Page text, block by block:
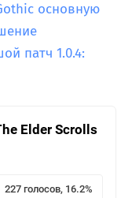
основную
патч 1.0.4:
Elder Scrolls
227 голосов, 16.2%